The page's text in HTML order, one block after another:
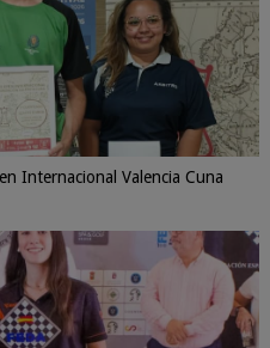
Internacional Valencia Cuna